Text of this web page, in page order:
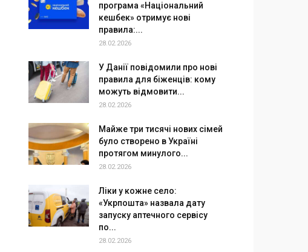
програма «Національний
кешбек» отримує нові
правила:...
28.02.2026
У Данії повідомили про нові
правила для біженців: кому
можуть відмовити...
28.02.2026
Майже три тисячі нових сімей
було створено в Україні
протягом минулого...
28.02.2026
Ліки у кожне село:
«Укрпошта» назвала дату
запуску аптечного сервісу
по...
28.02.2026